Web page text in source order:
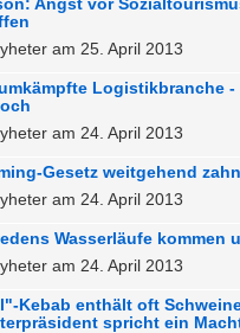
am 25. April 2013
Logistikbranche -
am 24. April 2013
Gesetz weitgehend
am 24. April 2013
Wasserläufe kommen
am 24. April 2013
Kebab enthält oft
spricht ein